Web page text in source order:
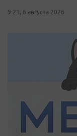
9:21, 6 августа 2026